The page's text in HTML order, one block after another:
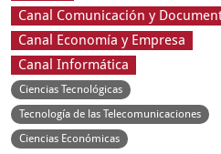
Canal Comunicación y
Canal Economía y Empresa
Canal Informática
Ciencias Tecnológicas
Tecnología de las Telecomunicaciones
Ciencias Económicas